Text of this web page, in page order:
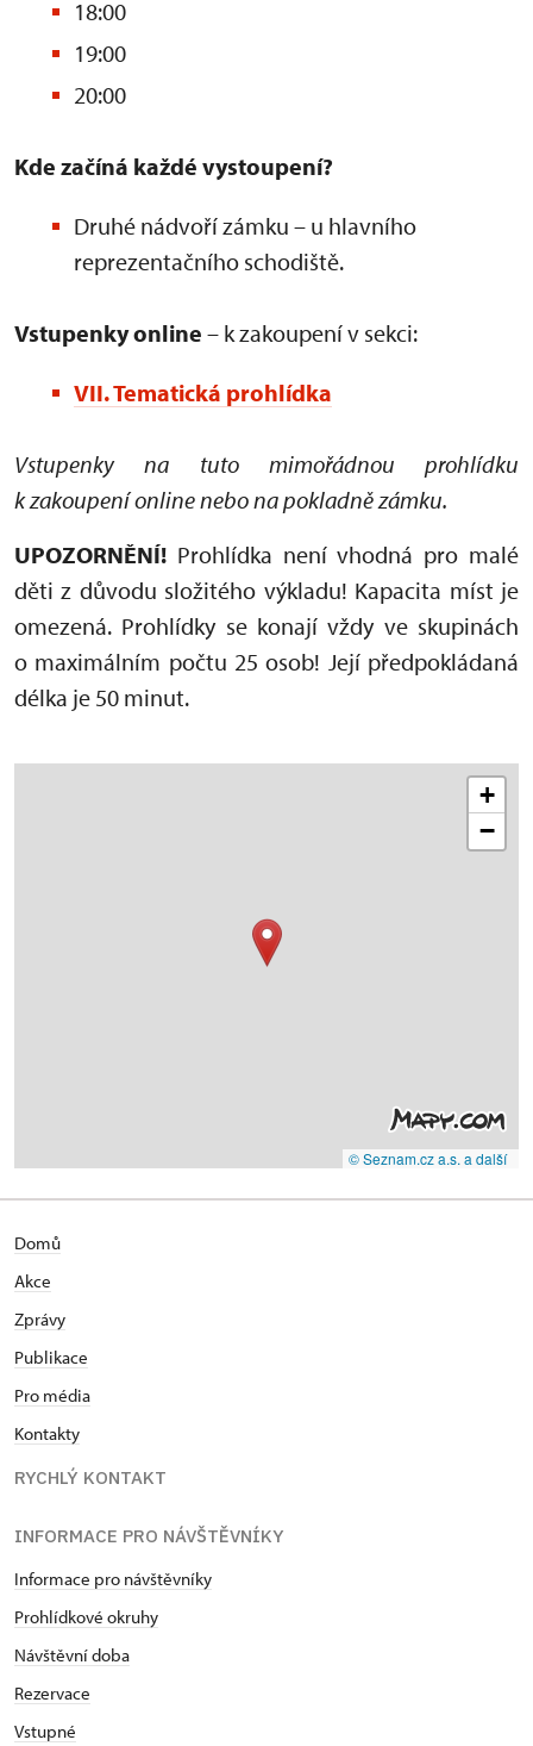
18:00
19:00
20:00
Kde začíná každé vystoupení?
Druhé nádvoří zámku – u hlavního
reprezentačního schodiště.
Vstupenky online – k zakoupení v sekci:
VII. Tematická prohlídka
Vstupenky na tuto mimořádnou prohlídku
k zakoupení online nebo na pokladně zámku.
UPOZORNĚNÍ! Prohlídka není vhodná pro malé
děti z důvodu složitého výkladu! Kapacita míst je
omezená. Prohlídky se konají vždy ve skupinách
o maximálním počtu 25 osob! Její předpokládaná
délka je 50 minut.
+
−
© Seznam.cz a.s. a další
Domů
Akce
Zprávy
Publikace
Pro média
Kontakty
RYCHLÝ KONTAKT
INFORMACE PRO NÁVŠTĚVNÍKY
Informace pro návštěvníky
Prohlídkové okruhy
Návštěvní doba
Rezervace
Vstupné